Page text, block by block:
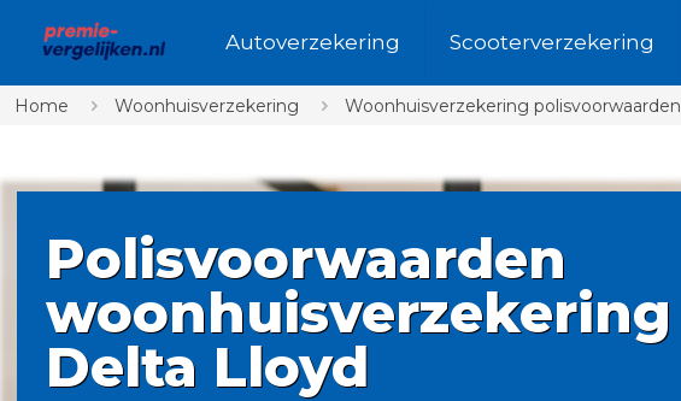
Autoverzekering Scooterverzekering
Home Woonhuisverzekering Woonhuisverzekering polisvoorwaarden
Polisvoorwaarden
woonhuisverzekering
Delta Lloyd